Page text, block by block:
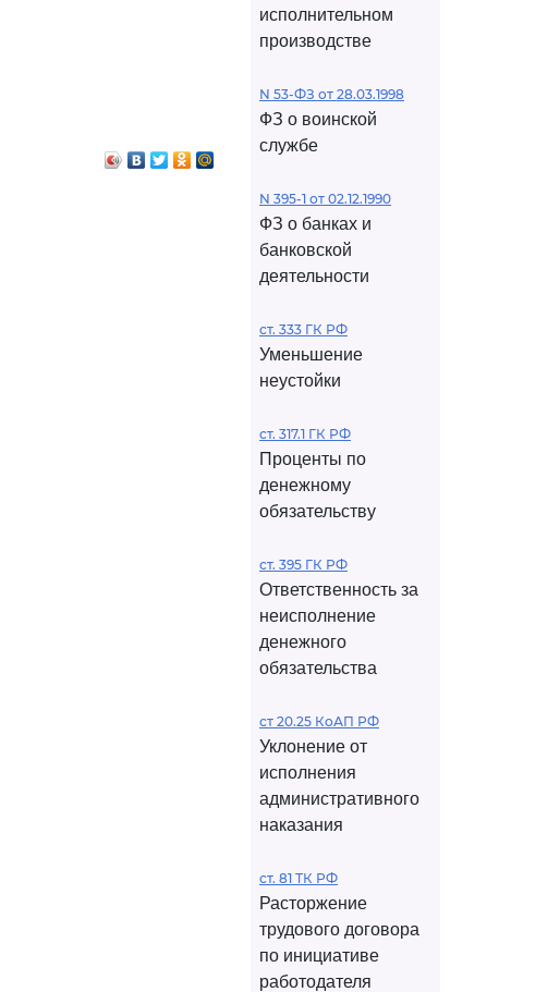
исполнительном
производстве
N 53-ФЗ от 28.03.1998
ФЗ о воинской
службе
N 395-1 от 02.12.1990
ФЗ о банках и
банковской
деятельности
ст. 333 ГК РФ
Уменьшение
неустойки
ст. 317.1 ГК РФ
Проценты по
денежному
обязательству
ст. 395 ГК РФ
Ответственность за
неисполнение
денежного
обязательства
ст 20.25 КоАП РФ
Уклонение от
исполнения
административного
наказания
ст. 81 ТК РФ
Расторжение
трудового договора
по инициативе
работодателя